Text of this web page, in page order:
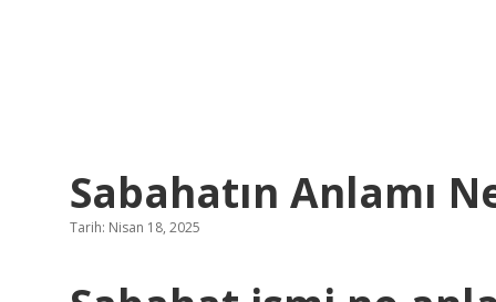
Sabahatın Anlamı
Tarih: Nisan 18, 2025